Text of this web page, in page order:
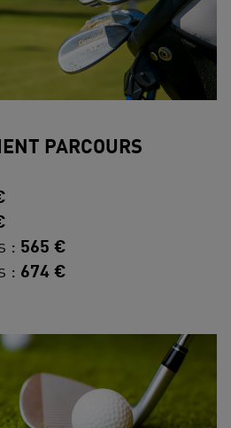
PARCOURS
: 565 €
: 674 €